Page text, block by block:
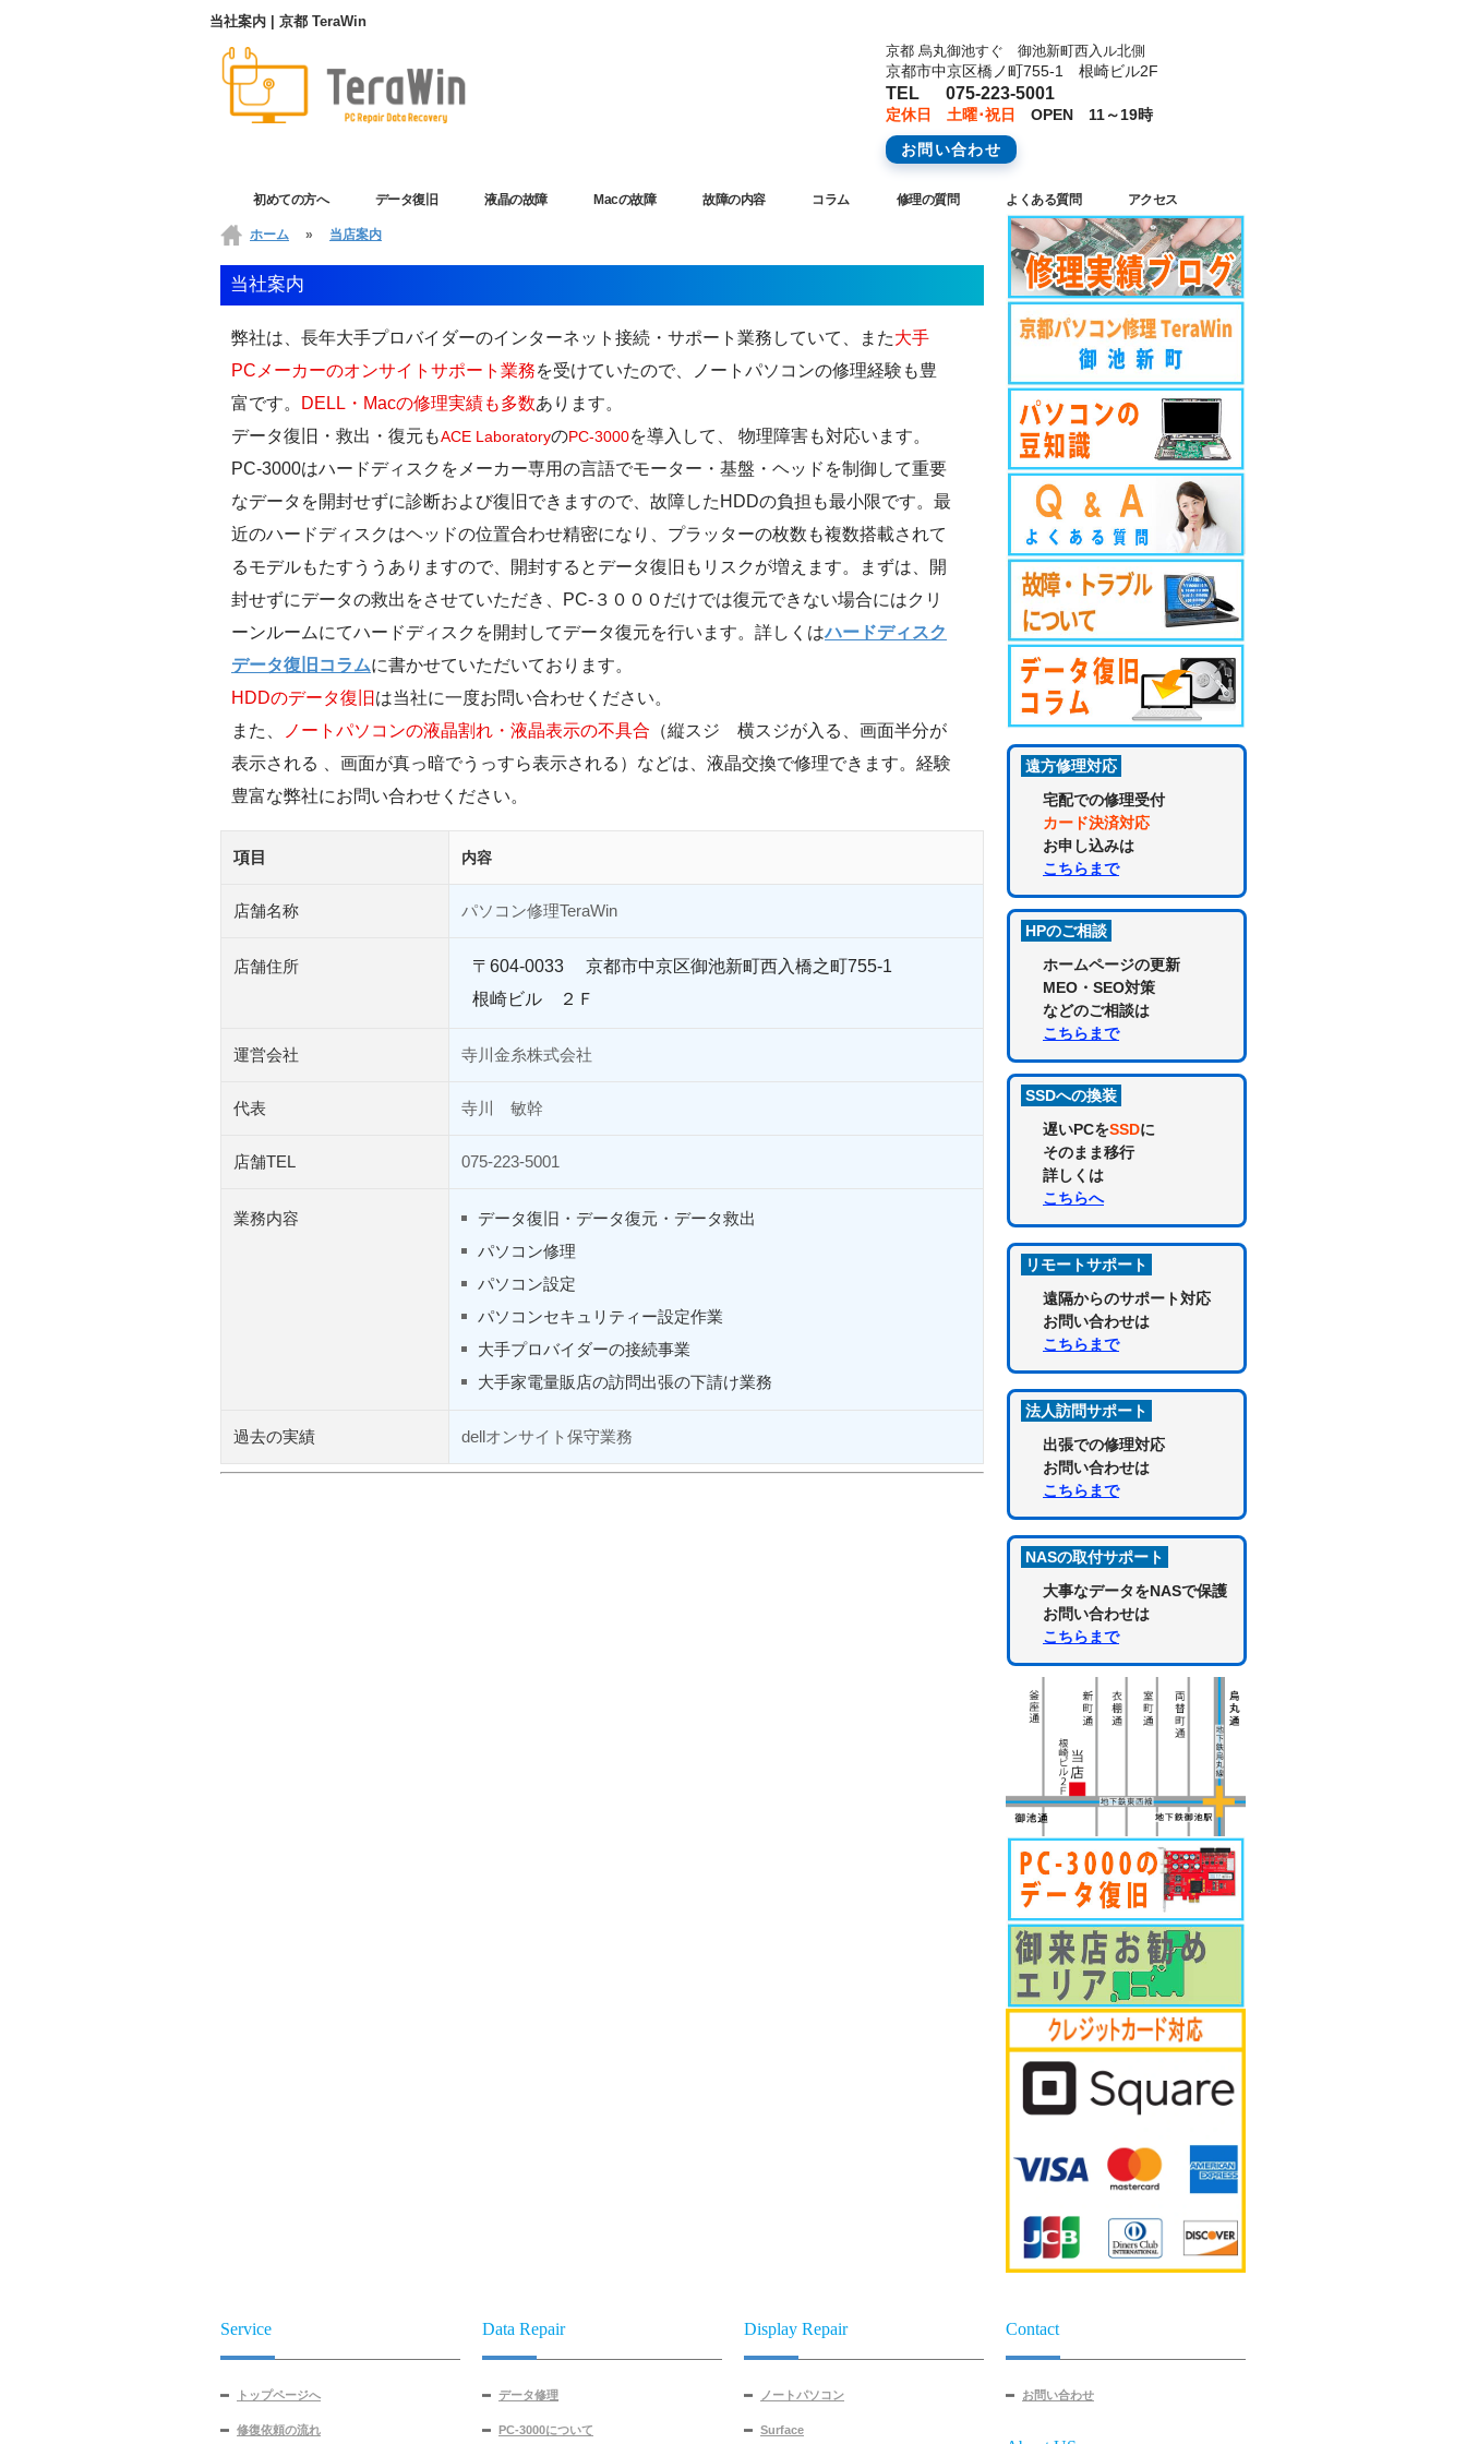
当社案内 | 京都 TeraWin
京都 烏丸御池すぐ 御池新町西入ル北側
京都市中京区橋ノ町755-1 根崎ビル2F
TEL 075-223-5001
定休日 土曜･祝日
OPEN 11～19時
お問い合わせ
初めての方へ データ復旧 液晶の故障 Macの故障 故障の内容 コラム 修理の質問 よくある質問 アクセス
ホーム » 当店案内
当社案内
弊社は、長年大手プロバイダーのインターネット接続・サポート業務していて、また大手
PCメーカーのオンサイトサポート業務を受けていたので、ノートパソコンの修理経験も豊
富です。
DELL・Macの修理実績も多数あります。
データ復旧・救出・復元もACE LaboratoryのPC-3000を導入して、 物理障害も対応います。
PC-3000はハードディスクをメーカー専用の言語でモーター・基盤・ヘッドを制御して重要
なデータを開封せずに診断および復旧できますので、故障したHDDの負担も最小限です。最
近のハードディスクはヘッドの位置合わせ精密になり、プラッターの枚数も複数搭載されて
るモデルもたすううありますので、開封するとデータ復旧もリスクが増えます。まずは、開
封せずにデータの救出をさせていただき、PC-３０００だけでは復元できない場合にはクリ
ーンルームにてハードディスクを開封してデータ復元を行います。詳しくはハードディスク
データ復旧コラムに書かせていただいております。
HDDのデータ復旧 は当社に一度お問い合わせください。
また、
ノートパソコンの液晶割れ・液晶表示の不具合 （縦スジ 横スジが入る、画面半分が
表示される 、画面が真っ暗でうっすら表示される）などは、液晶交換で修理できます。経験
豊富な弊社にお問い合わせください。
項目 内容
店舗名称 パソコン修理TeraWin
店舗住所
〒604-0033 京都市中京区御池新町西入橋之町755-1
根崎ビル ２Ｆ
運営会社 寺川金糸株式会社
代表 寺川 敏幹
店舗TEL 075-223-5001
業務内容
データ復旧・データ復元・データ救出
パソコン修理
パソコン設定
パソコンセキュリティー設定作業
大手プロバイダーの接続事業
大手家電量販店の訪問出張の下請け業務
過去の実績 dellオンサイト保守業務
遠方修理対応
宅配での修理受付
カード決済対応
お申し込みは
こちらまで
HPのご相談
ホームページの更新
MEO・SEO対策
などのご相談は
こちらまで
SSDへの換装
遅いPCをSSDに
そのまま移行
詳しくは
こちらへ
リモートサポート
遠隔からのサポート対応
お問い合わせは
こちらまで
法人訪問サポート
出張での修理対応
お問い合わせは
こちらまで
NASの取付サポート
大事なデータをNASで保護
お問い合わせは
こちらまで
Service
トップページへ
修復依頼の流れ
Data Repair
データ修理
PC-3000について
Display Repair
ノートパソコン
Surface
Contact
お問い合わせ